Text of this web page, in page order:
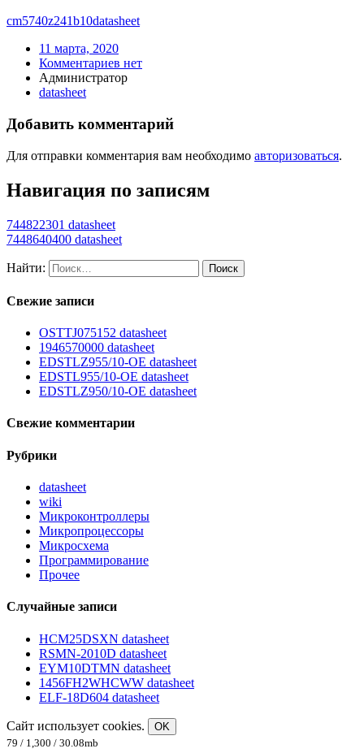
cm5740z241b10datasheet
11 марта, 2020
Комментариев нет
Администратор
datasheet
Добавить комментарий
Для отправки комментария вам необходимо авторизоваться.
Навигация по записям
744822301 datasheet
7448640400 datasheet
Найти:
Свежие записи
OSTTJ075152 datasheet
1946570000 datasheet
EDSTLZ955/10-OE datasheet
EDSTL955/10-OE datasheet
EDSTLZ950/10-OE datasheet
Свежие комментарии
Рубрики
datasheet
wiki
Микроконтроллеры
Микропроцессоры
Микросхема
Программирование
Прочее
Случайные записи
HCM25DSXN datasheet
RSMN-2010D datasheet
EYM10DTMN datasheet
1456FH2WHCWW datasheet
ELF-18D604 datasheet
Сайт использует cookies.
OK
79 / 1,300 / 30.08mb